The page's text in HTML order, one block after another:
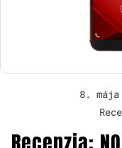
8. mája